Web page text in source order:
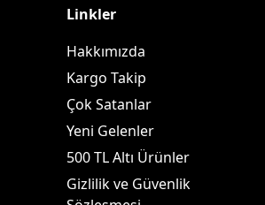
Linkler
Hakkımızda
Kargo Takip
Çok Satanlar
Yeni Gelenler
500 TL Altı Ürünler
Gizlilik ve Güvenlik